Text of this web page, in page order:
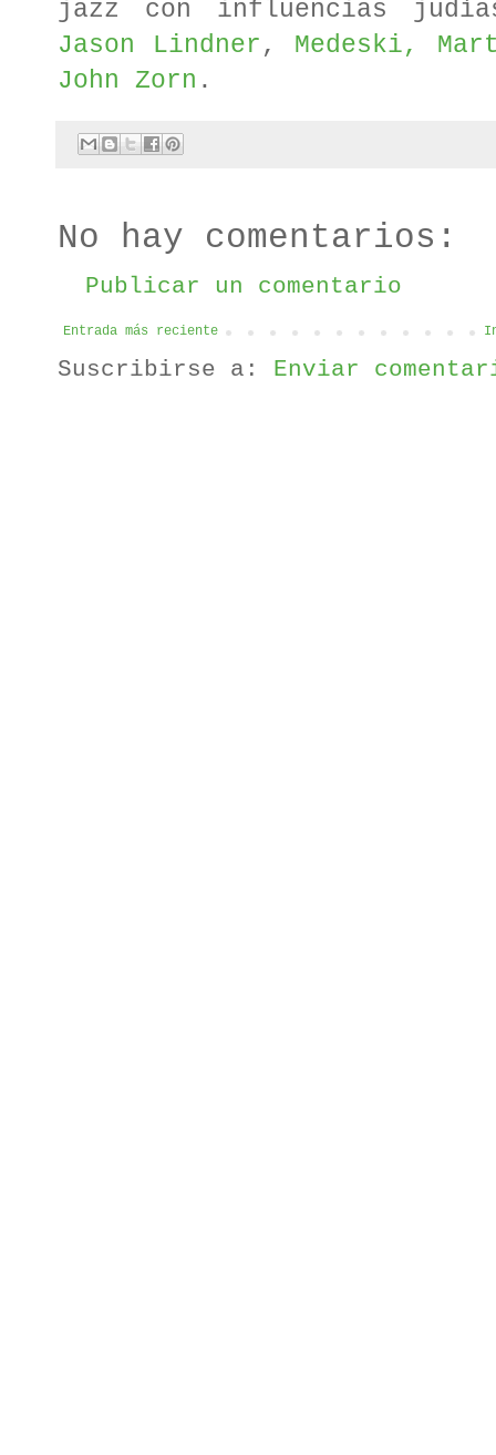
jazz con influencias
Jason Lindner , Medeski,
John Zorn .
No hay comentarios:
Publicar un comentario
Entrada más reciente
Suscribirse a: Enviar